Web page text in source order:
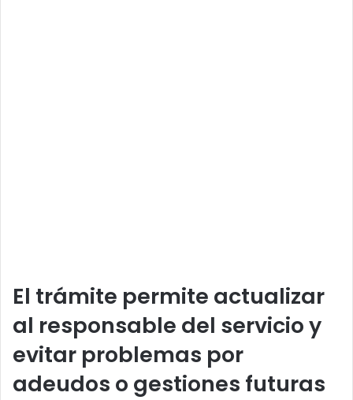
El trámite permite actualizar
al responsable del servicio y
evitar problemas por
adeudos o gestiones futuras